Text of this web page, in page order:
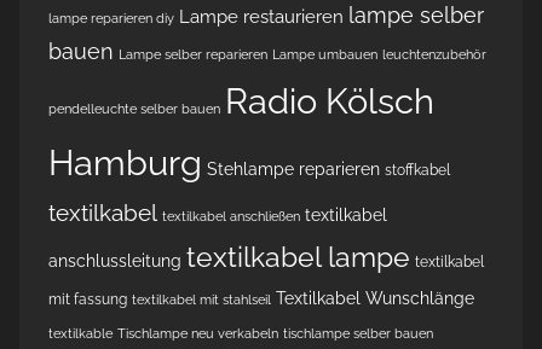
lampe reparieren diy Lampe restaurieren lampe selber
bauen Lampe selber reparieren Lampe umbauen leuchtenzubehör
pendelleuchte selber bauen Radio Kölsch
Hamburg Stehlampe reparieren stoffkabel
textilkabel textilkabel anschließen textilkabel
anschlussleitung textilkabel lampe textilkabel
mit fassung textilkabel mit stahlseil Textilkabel Wunschlänge
textilkable Tischlampe neu verkabeln tischlampe selber bauen